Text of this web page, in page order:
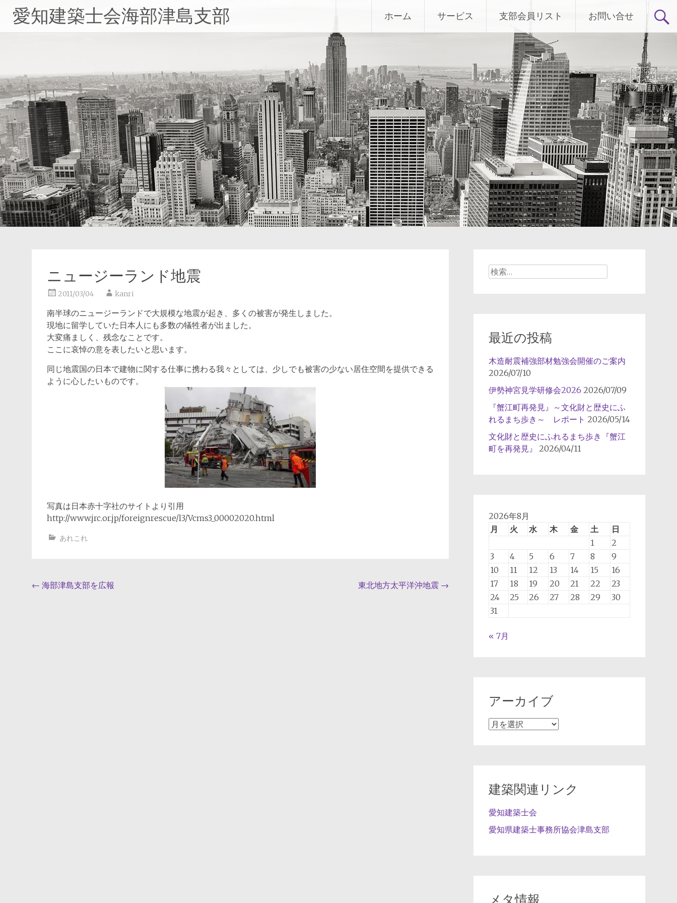
テ
ス
キ
ッ
プ
愛知建築士会海部津島支部 ホーム サービス 支部会員リスト お問い合せ
ニュージーランド地震
2011/03/04 kanri
南半球のニュージーランドで大規模な地震が起き、多くの被害が発生しました。
現地に留学していた日本人にも多数の犠牲者が出ました。
大変痛ましく、残念なことです。
ここに哀悼の意を表したいと思います。
同じ地震国の日本で建物に関する仕事に携わる我々としては、少しでも被害の少ない居住空間を提供できる
ように心したいものです。
写真は日本赤十字社のサイトより引用
http://www.jrc.or.jp/foreignrescue/l3/Vcms3_00002020.html
あれこれ
投
← 海部津島支部を広報 東北地方太平洋沖地震 →
検
最近の投稿
木造耐震補強部材勉強会開催のご案内
2026/07/10
伊勢神宮見学研修会2026 2026/07/09
『蟹江町再発見』～文化財と歴史にふ
れるまち歩き～ レポート 2026/05/14
文化財と歴史にふれるまち歩き『蟹江
町を再発見』
2026/04/11
2026年8月
月
火 水 木 金 土
日
1
2
3
4 5 6 7 8
9
10
11 12 13 14 15
16
17
18 19 20 21 22
23
24
25 26 27 28 29
30
31
« 7月
アーカイブ
ア
建築関連リンク
愛知建築士会
愛知県建築士事務所協会津島支部
メタ情報